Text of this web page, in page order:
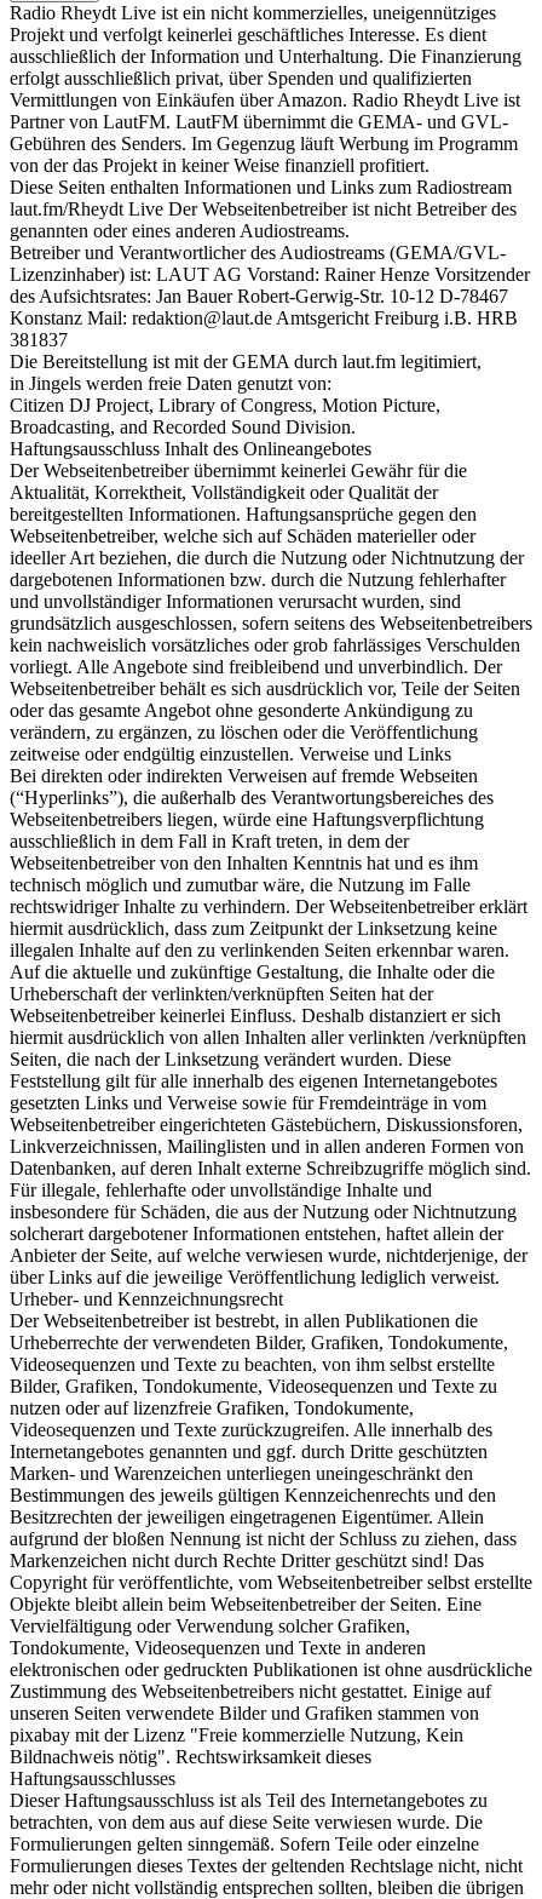
Radio Rheydt Live ist ein nicht kommerzielles, uneigennütziges
Projekt und verfolgt keinerlei geschäftliches Interesse. Es dient
ausschließlich der Information und Unterhaltung. Die Finanzierung
erfolgt ausschließlich privat, über Spenden und qualifizierten
Vermittlungen von Einkäufen über Amazon. Radio Rheydt Live ist
Partner von LautFM. LautFM übernimmt die GEMA- und GVL-
Gebühren des Senders. Im Gegenzug läuft Werbung im Programm
von der das Projekt in keiner Weise finanziell profitiert.
Diese Seiten enthalten Informationen und Links zum Radiostream
laut.fm/Rheydt Live Der Webseitenbetreiber ist nicht Betreiber des
genannten oder eines anderen Audiostreams.
Betreiber und Verantwortlicher des Audiostreams (GEMA/GVL-
Lizenzinhaber) ist: LAUT AG Vorstand: Rainer Henze Vorsitzender
des Aufsichtsrates: Jan Bauer Robert-Gerwig-Str. 10-12 D-78467
Konstanz Mail: redaktion@laut.de Amtsgericht Freiburg i.B. HRB
381837
Die Bereitstellung ist mit der GEMA durch laut.fm legitimiert,
in Jingels werden freie Daten genutzt von:
Citizen DJ Project, Library of Congress, Motion Picture,
Broadcasting, and Recorded Sound Division.
Haftungsausschluss Inhalt des Onlineangebotes
Der Webseitenbetreiber übernimmt keinerlei Gewähr für die
Aktualität, Korrektheit, Vollständigkeit oder Qualität der
bereitgestellten Informationen. Haftungsansprüche gegen den
Webseitenbetreiber, welche sich auf Schäden materieller oder
ideeller Art beziehen, die durch die Nutzung oder Nichtnutzung der
dargebotenen Informationen bzw. durch die Nutzung fehlerhafter
und unvollständiger Informationen verursacht wurden, sind
grundsätzlich ausgeschlossen, sofern seitens des Webseitenbetreibers
kein nachweislich vorsätzliches oder grob fahrlässiges Verschulden
vorliegt. Alle Angebote sind freibleibend und unverbindlich. Der
Webseitenbetreiber behält es sich ausdrücklich vor, Teile der Seiten
oder das gesamte Angebot ohne gesonderte Ankündigung zu
verändern, zu ergänzen, zu löschen oder die Veröffentlichung
zeitweise oder endgültig einzustellen. Verweise und Links
Bei direkten oder indirekten Verweisen auf fremde Webseiten
(“Hyperlinks”), die außerhalb des Verantwortungsbereiches des
Webseitenbetreibers liegen, würde eine Haftungsverpflichtung
ausschließlich in dem Fall in Kraft treten, in dem der
Webseitenbetreiber von den Inhalten Kenntnis hat und es ihm
technisch möglich und zumutbar wäre, die Nutzung im Falle
rechtswidriger Inhalte zu verhindern. Der Webseitenbetreiber erklärt
hiermit ausdrücklich, dass zum Zeitpunkt der Linksetzung keine
illegalen Inhalte auf den zu verlinkenden Seiten erkennbar waren.
Auf die aktuelle und zukünftige Gestaltung, die Inhalte oder die
Urheberschaft der verlinkten/verknüpften Seiten hat der
Webseitenbetreiber keinerlei Einfluss. Deshalb distanziert er sich
hiermit ausdrücklich von allen Inhalten aller verlinkten /verknüpften
Seiten, die nach der Linksetzung verändert wurden. Diese
Feststellung gilt für alle innerhalb des eigenen Internetangebotes
gesetzten Links und Verweise sowie für Fremdeinträge in vom
Webseitenbetreiber eingerichteten Gästebüchern, Diskussionsforen,
Linkverzeichnissen, Mailinglisten und in allen anderen Formen von
Datenbanken, auf deren Inhalt externe Schreibzugriffe möglich sind.
Für illegale, fehlerhafte oder unvollständige Inhalte und
insbesondere für Schäden, die aus der Nutzung oder Nichtnutzung
solcherart dargebotener Informationen entstehen, haftet allein der
Anbieter der Seite, auf welche verwiesen wurde, nichtderjenige, der
über Links auf die jeweilige Veröffentlichung lediglich verweist.
Urheber- und Kennzeichnungsrecht
Der Webseitenbetreiber ist bestrebt, in allen Publikationen die
Urheberrechte der verwendeten Bilder, Grafiken, Tondokumente,
Videosequenzen und Texte zu beachten, von ihm selbst erstellte
Bilder, Grafiken, Tondokumente, Videosequenzen und Texte zu
nutzen oder auf lizenzfreie Grafiken, Tondokumente,
Videosequenzen und Texte zurückzugreifen. Alle innerhalb des
Internetangebotes genannten und ggf. durch Dritte geschützten
Marken- und Warenzeichen unterliegen uneingeschränkt den
Bestimmungen des jeweils gültigen Kennzeichenrechts und den
Besitzrechten der jeweiligen eingetragenen Eigentümer. Allein
aufgrund der bloßen Nennung ist nicht der Schluss zu ziehen, dass
Markenzeichen nicht durch Rechte Dritter geschützt sind! Das
Copyright für veröffentlichte, vom Webseitenbetreiber selbst erstellte
Objekte bleibt allein beim Webseitenbetreiber der Seiten. Eine
Vervielfältigung oder Verwendung solcher Grafiken,
Tondokumente, Videosequenzen und Texte in anderen
elektronischen oder gedruckten Publikationen ist ohne ausdrückliche
Zustimmung des Webseitenbetreibers nicht gestattet. Einige auf
unseren Seiten verwendete Bilder und Grafiken stammen von
pixabay mit der Lizenz "Freie kommerzielle Nutzung, Kein
Bildnachweis nötig". Rechtswirksamkeit dieses
Haftungsausschlusses
Dieser Haftungsausschluss ist als Teil des Internetangebotes zu
betrachten, von dem aus auf diese Seite verwiesen wurde. Die
Formulierungen gelten sinngemäß. Sofern Teile oder einzelne
Formulierungen dieses Textes der geltenden Rechtslage nicht, nicht
mehr oder nicht vollständig entsprechen sollten, bleiben die übrigen